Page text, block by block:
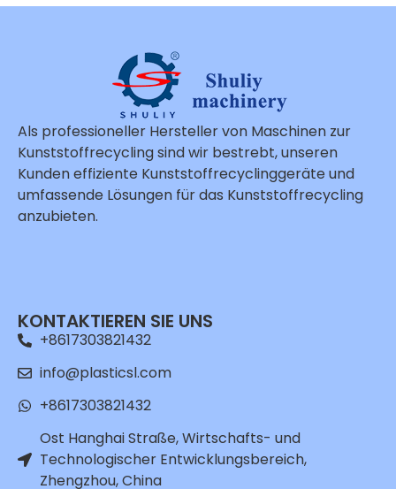
Als professioneller Hersteller von Maschinen zur
Kunststoffrecycling sind wir bestrebt, unseren
Kunden effiziente Kunststoffrecyclinggeräte und
umfassende Lösungen für das Kunststoffrecycling
anzubieten.
KONTAKTIEREN SIE UNS
+8617303821432
info@plasticsl.com
+8617303821432
Ost Hanghai Straße, Wirtschafts- und
Technologischer Entwicklungsbereich,
Zhengzhou, China